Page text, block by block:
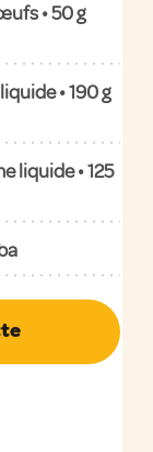
• 50 g
• 190 g
liquide • 125